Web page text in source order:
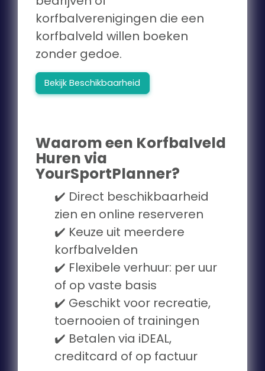
korfbalverenigingen die een
korfbalveld willen boeken
zonder gedoe.
Bekijk Beschikbaarheid
Waarom een Korfbalveld
Huren via
YourSportPlanner?
✔️ Direct beschikbaarheid
zien en online reserveren
✔️ Keuze uit meerdere
korfbalvelden
✔️ Flexibele verhuur: per uur
of op vaste basis
✔️ Geschikt voor recreatie,
toernooien of trainingen
✔️ Betalen via iDEAL,
creditcard of op factuur